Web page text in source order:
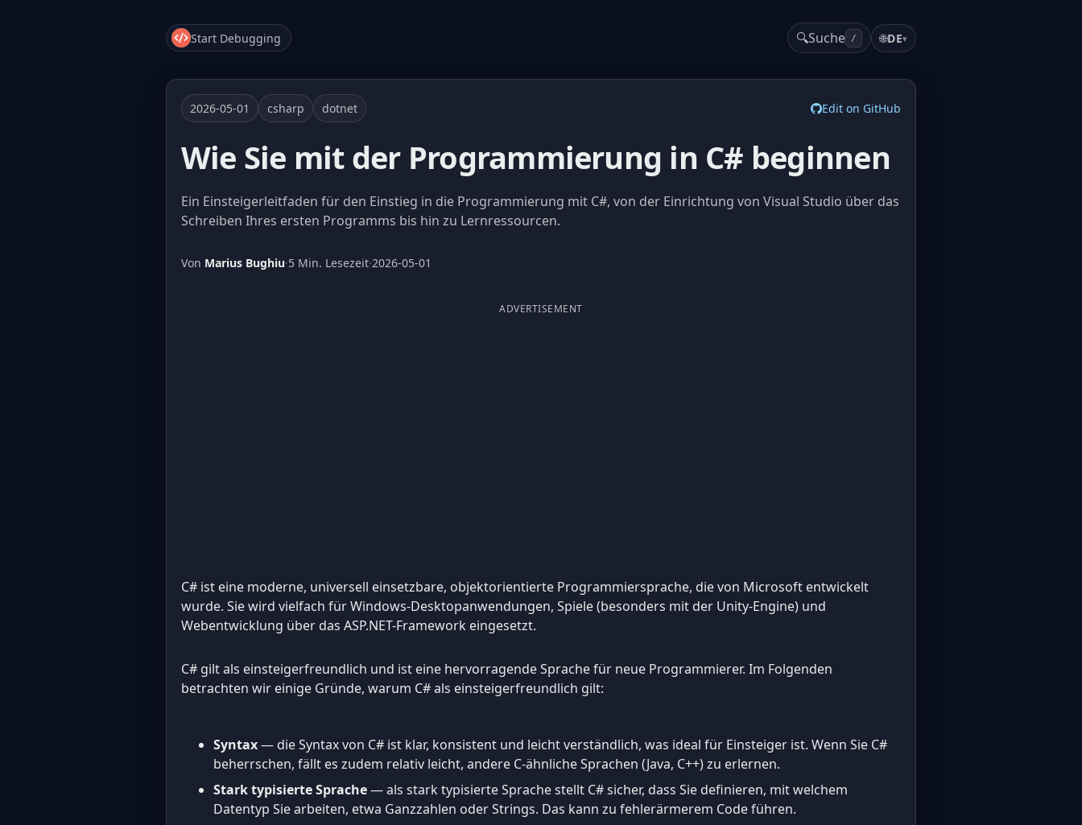
Start Debugging 🔍Suche / 🌐DE▾
2026-05-01 csharp dotnet Edit on GitHub
Wie Sie mit der Programmierung in C# beginnen
Ein Einsteigerleitfaden für den Einstieg in die Programmierung mit C#, von der Einrichtung von Visual Studio über das
Schreiben Ihres ersten Programms bis hin zu Lernressourcen.
Von Marius Bughiu·5 Min. Lesezeit·2026-05-01
ADVERTISEMENT
C# ist eine moderne, universell einsetzbare, objektorientierte Programmiersprache, die von Microsoft entwickelt
wurde. Sie wird vielfach für Windows-Desktopanwendungen, Spiele (besonders mit der Unity-Engine) und
Webentwicklung über das ASP.NET-Framework eingesetzt.
C# gilt als einsteigerfreundlich und ist eine hervorragende Sprache für neue Programmierer. Im Folgenden
betrachten wir einige Gründe, warum C# als einsteigerfreundlich gilt:
Syntax— die Syntax von C# ist klar, konsistent und leicht verständlich, was ideal für Einsteiger ist. Wenn Sie C#
beherrschen, fällt es zudem relativ leicht, andere C-ähnliche Sprachen (Java, C++) zu erlernen.
Stark typisierte Sprache— als stark typisierte Sprache stellt C# sicher, dass Sie definieren, mit welchem
Datentyp Sie arbeiten, etwa Ganzzahlen oder Strings. Das kann zu fehlerärmerem Code führen.